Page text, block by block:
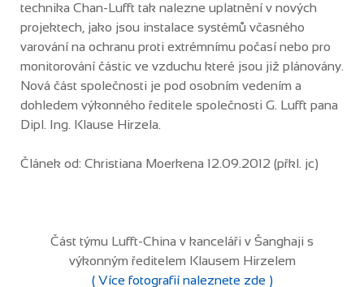
technika Chan-Lufft tak nalezne uplatnění v nových
projektech, jako jsou instalace systémů včasného
varování na ochranu proti extrémnímu počasí nebo pro
monitorování částic ve vzduchu které jsou již plánovány.
Nová část společnosti je pod osobním vedením a
dohledem výkonného ředitele společnosti G. Lufft pana
Dipl. Ing. Klause Hirzela.
Článek od: Christiana Moerkena 12.09.2012 (přkl. jc)
Část týmu Lufft-China v kanceláři v Šanghaji s
výkonným ředitelem Klausem Hirzelem
( Více fotografií naleznete zde )